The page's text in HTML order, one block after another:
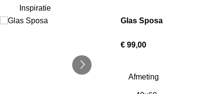
Inspiratie
Glas Sposa
€ 99,00
Afmeting